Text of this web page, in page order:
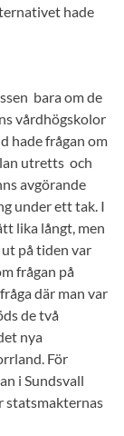
hade
bara om de
vårdhögskolor
hade frågan om
utretts och
avgörande
under ett tak. I
lika långt, men
på tiden var
frågan på
där man var
de två
nya
För
i Sundsvall
statsmakternas